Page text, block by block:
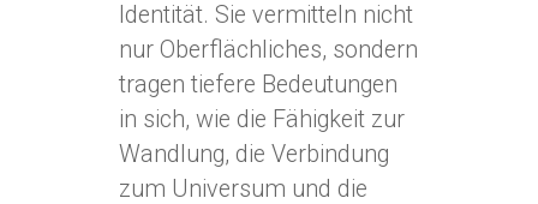
Identität. Sie vermitteln nicht
nur Oberflächliches, sondern
tragen tiefere Bedeutungen
in sich, wie die Fähigkeit zur
Wandlung, die Verbindung
zum Universum und die